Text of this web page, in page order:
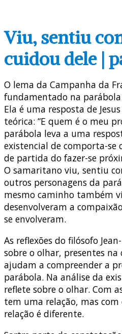
Viu, sentiu
cuidou dele |
O lema da Campanha da
fundamentado na parábola
Ela é uma resposta de
teórica: “E quem é o meu
parábola leva a uma
existencial de comporta-
de partida do fazer-se
O samaritano viu, sentiu
outros personagens da
mesmo caminho também
desenvolveram a
se envolveram.
As reflexões do filósofo
sobre o olhar, presentes na
ajudam a compreender a
parábola. Na análise da
reflete sobre o olhar. Com
tem uma relação, mas
relação é diferente.